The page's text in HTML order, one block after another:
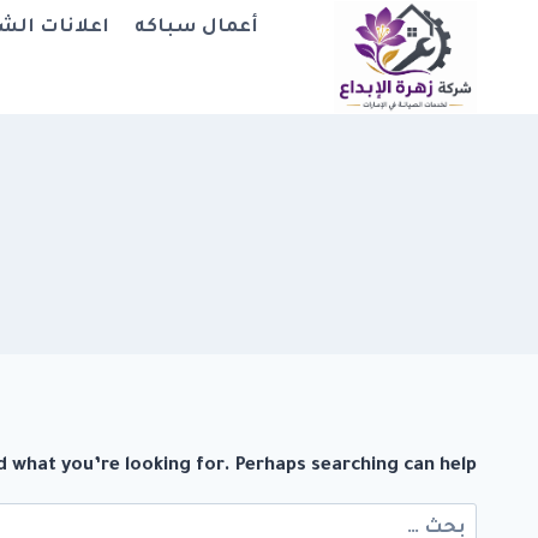
المحتوى
أعمال سباكه اعلانات
what you’re looking for. Perhaps searching can help.
البحث